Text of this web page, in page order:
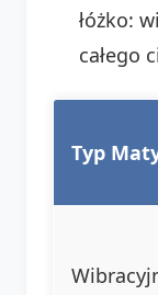
łóżko:
całego
Typ